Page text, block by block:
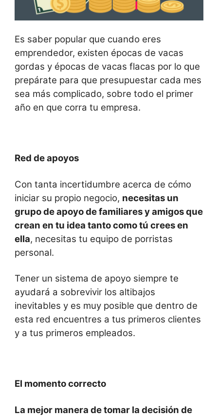
Es saber popular que cuando eres
emprendedor, existen épocas de vacas
gordas y épocas de vacas flacas por lo que
prepárate para que presupuestar cada mes
sea más complicado, sobre todo el primer
año en que corra tu empresa.
Red de apoyos
Con tanta incertidumbre acerca de cómo
iniciar su propio negocio, necesitas un
grupo de apoyo de familiares y amigos que
crean en tu idea tanto como tú crees en
ella, necesitas tu equipo de porristas
personal.
Tener un sistema de apoyo siempre te
ayudará a sobrevivir los altibajos
inevitables y es muy posible que dentro de
esta red encuentres a tus primeros clientes
y a tus primeros empleados.
El momento correcto
La mejor manera de tomar la decisión de